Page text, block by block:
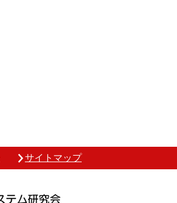
サイトマップ